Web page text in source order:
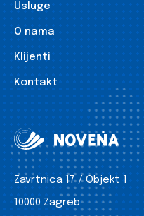
Usluge
O nama
Klijenti
Kontakt
Zavrtnica 17 / Objekt 1
10000 Zagreb